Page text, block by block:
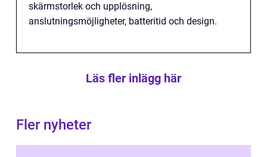
skärmstorlek och upplösning,
anslutningsmöjligheter, batteritid och design.
Läs fler inlägg här
Fler nyheter